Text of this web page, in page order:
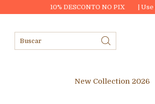
10% DESCONTO NO PIX | Use o cupom
New Collection 2026